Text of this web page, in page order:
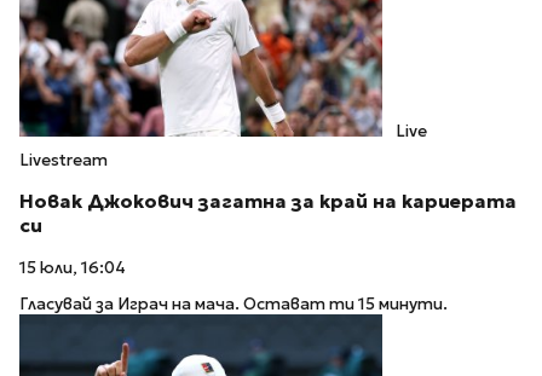
Live
Livestream
Новак Джокович загатна за край на кариерата
си
15 юли, 16:04
Гласувай за Играч на мача. Остават ти 15 минути.